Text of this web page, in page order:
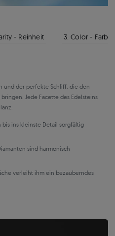
- Reinheit 3. Color - Farbe
und der perfekte Schliff, die den
Jede Facette des Edelsteins
ins kleinste Detail sorgfältig
sind harmonisch
verleiht ihm ein bezauberndes